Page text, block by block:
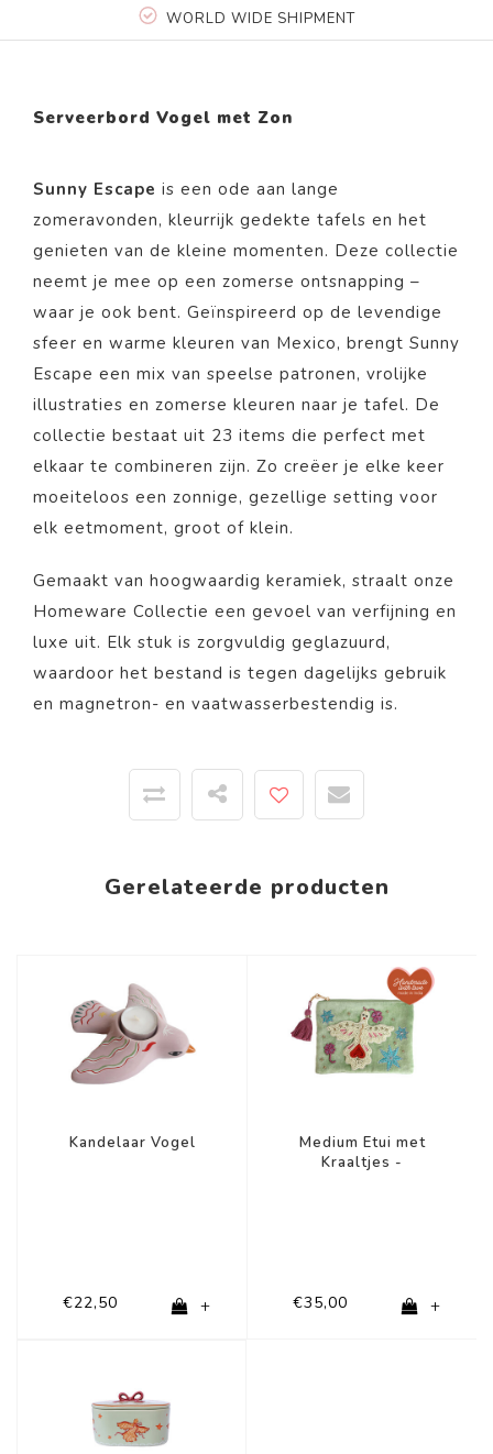
WORLD WIDE SHIPMENT
Serveerbord Vogel met Zon
Sunny Escape is een ode aan lange
zomeravonden, kleurrijk gedekte tafels en het
genieten van de kleine momenten. Deze collectie
neemt je mee op een zomerse ontsnapping –
waar je ook bent. Geïnspireerd op de levendige
sfeer en warme kleuren van Mexico, brengt Sunny
Escape een mix van speelse patronen, vrolijke
illustraties en zomerse kleuren naar je tafel. De
collectie bestaat uit 23 items die perfect met
elkaar te combineren zijn. Zo creëer je elke keer
moeiteloos een zonnige, gezellige setting voor
elk eetmoment, groot of klein.
Gemaakt van hoogwaardig keramiek, straalt onze
Homeware Collectie een gevoel van verfijning en
luxe uit. Elk stuk is zorgvuldig geglazuurd,
waardoor het bestand is tegen dagelijks gebruik
en magnetron- en vaatwasserbestendig is.
Gerelateerde producten
Kandelaar Vogel
€22,50 +
Medium Etui met
Kraaltjes -
€35,00 +